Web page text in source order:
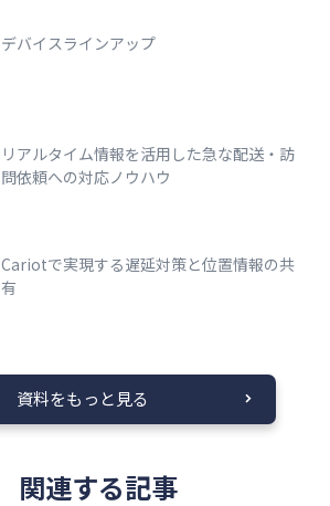
デバイスラインアップ
リアルタイム情報を活用した急な配送・訪
問依頼への対応ノウハウ
Cariotで実現する遅延対策と位置情報の共
有
資料をもっと見る
関連する記事